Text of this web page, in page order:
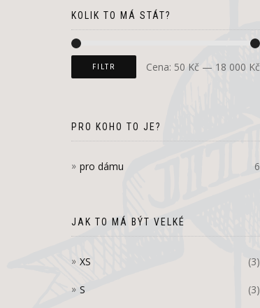
KOLIK TO MÁ STÁT?
FILTR Cena: 50 Kč — 18 000 Kč
PRO KOHO TO JE?
pro dámu 6
JAK TO MÁ BÝT VELKÉ
XS (3)
S (3)